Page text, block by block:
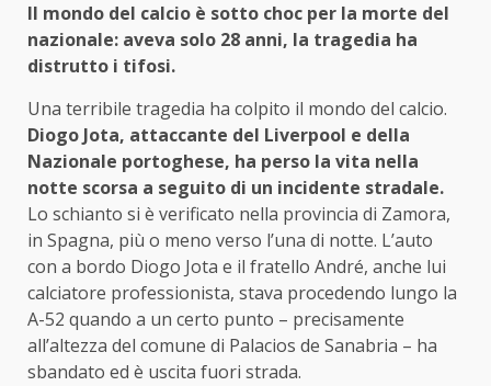
Il mondo del calcio è sotto choc per la morte del
nazionale: aveva solo 28 anni, la tragedia ha
distrutto i tifosi.
Una terribile tragedia ha colpito il mondo del calcio.
Diogo Jota, attaccante del Liverpool e della
Nazionale portoghese, ha perso la vita nella
notte scorsa a seguito di un incidente stradale.
Lo schianto si è verificato nella provincia di Zamora,
in Spagna, più o meno verso l’una di notte. L’auto
con a bordo Diogo Jota e il fratello André, anche lui
calciatore professionista, stava procedendo lungo la
A-52 quando a un certo punto – precisamente
all’altezza del comune di Palacios de Sanabria – ha
sbandato ed è uscita fuori strada.